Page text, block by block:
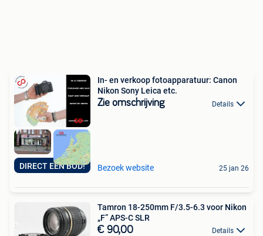
DIRECT EEN BOD!
In- en verkoop fotoapparatuur: Canon
Nikon Sony Leica etc.
Zie omschrijving Details
Bezoek website 25 jan 26
Tamron 18-250mm F/3.5-6.3 voor Nikon
„F” APS-C SLR
€ 90,00 Details